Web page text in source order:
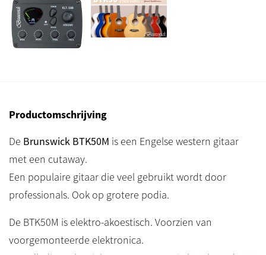
Productomschrijving
De Brunswick BTK50M is een Engelse western gitaar
met een cutaway.
Een populaire gitaar die veel gebruikt wordt door
professionals. Ook op grotere podia.
De BTK50M is elektro-akoestisch. Voorzien van
voorgemonteerde elektronica.